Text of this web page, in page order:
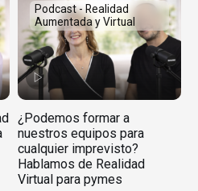
Podcast - Realidad
Aumentada y Virtual
¿Podemos formar a
nuestros equipos para
cualquier imprevisto?
Hablamos de Realidad
Virtual para pymes